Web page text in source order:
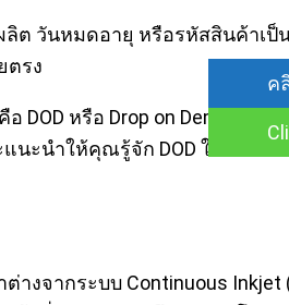
วันหมดอายุ หรือรหัสสินค้าเป็น
ตรง
หรือ Drop on Demand ด้ว
ะนำให้คุณรู้จัก DOD ให้มากขึ้น
างจากระบบ Continuous
ค